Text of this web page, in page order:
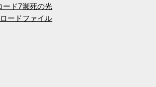
ード7瀕死の光
ードファイル